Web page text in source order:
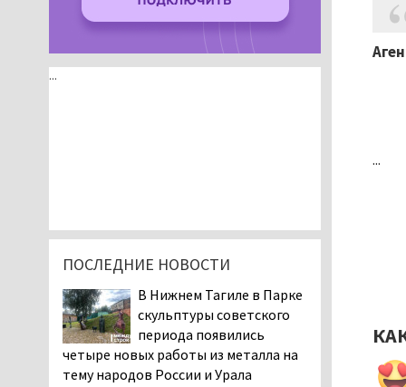
...
...
ПОСЛЕДНИЕ НОВОСТИ
В Нижнем Тагиле в Парке
скульптуры советского
периода появились
четыре новых работы из металла на
тему народов России и Урала